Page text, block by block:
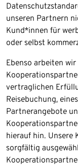
unseren Partnern
Kund*innen für
oder selbst
Ebenso arbeiten
vertraglichen
Reisebuchung,
Partnerangebote
hierauf hin. Unsere
sorgfältig